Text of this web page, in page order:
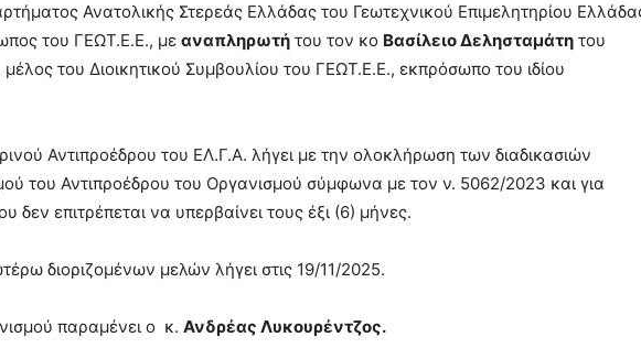
Ανατολικής Στερεάς Ελλάδας του Γεωτεχνικού Επιμελητηρίου
του ΓΕΩΤ.Ε.Ε., με αναπληρωτή του τον κο Βασίλειο Δελησταμάτη του
του Διοικητικού Συμβουλίου του ΓΕΩΤ.Ε.Ε., εκπρόσωπο του ιδίου
Αντιπροέδρου του ΕΛ.Γ.Α. λήγει με την ολοκλήρωση των διαδικασιών
του Αντιπροέδρου του Οργανισμού σύμφωνα με τον ν. 5062/2023 και για
δεν επιτρέπεται να υπερβαίνει τους έξι (6) μήνες.
διοριζομένων μελών λήγει στις 19/11/2025.
παραμένει ο κ. Ανδρέας Λυκουρέντζος.